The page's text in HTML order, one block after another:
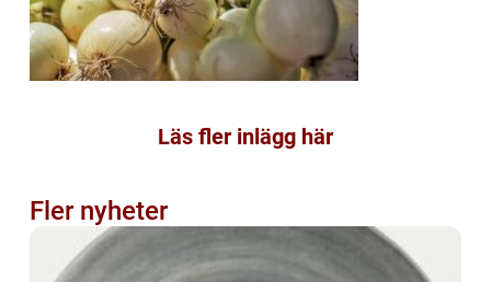
Läs fler inlägg här
Fler nyheter